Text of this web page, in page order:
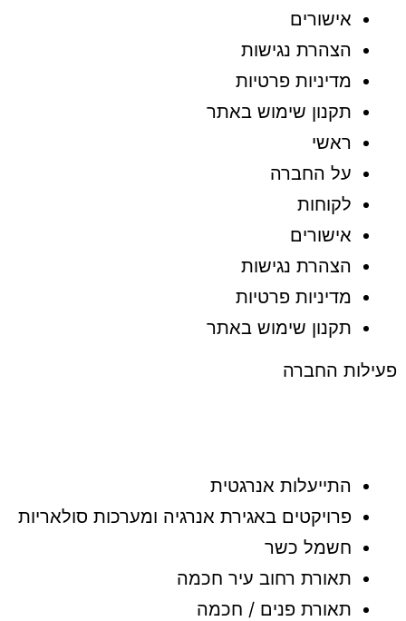
אישורים
הצהרת נגישות
מדיניות פרטיות
תקנון שימוש באתר
ראשי
על החברה
לקוחות
אישורים
הצהרת נגישות
מדיניות פרטיות
תקנון שימוש באתר
פעילות החברה
התייעלות אנרגטית
פרויקטים באגירת אנרגיה ומערכות סולאריות
חשמל כשר
תאורת רחוב עיר חכמה
תאורת פנים / חכמה